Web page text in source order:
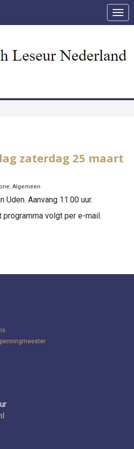
zaterdag 25 maart
Algemeen
Uden. Aanvang 11.00 uur.
volgt per e-mail.